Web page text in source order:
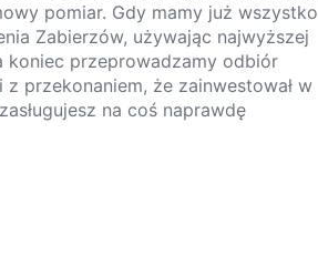
pomiar. Gdy mamy już wszystko
Zabierzów, używając najwyższej
koniec przeprowadzamy odbiór
przekonaniem, że zainwestował w
na coś naprawdę